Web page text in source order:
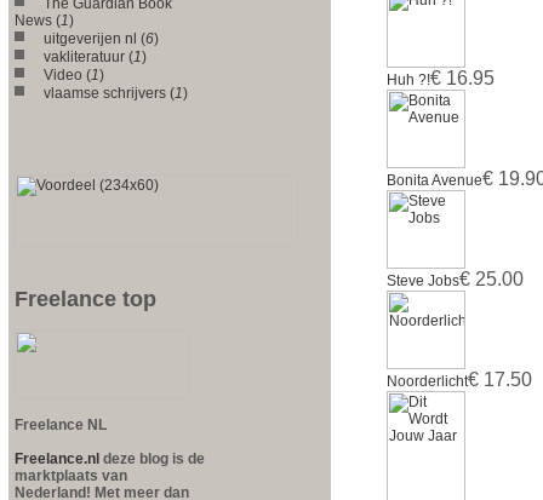
News (1)
uitgeverijen nl (6)
vakliteratuur (1)
Video (1)
vlaamse schrijvers (1)
Freelance top
Freelance NL
Freelance.nl deze blog is de
marktplaats van
Nederland! Met meer dan
Huh ?!€ 16.95
Bonita Avenue€
Steve Jobs€ 25.00
Noorderlicht€ 17.50